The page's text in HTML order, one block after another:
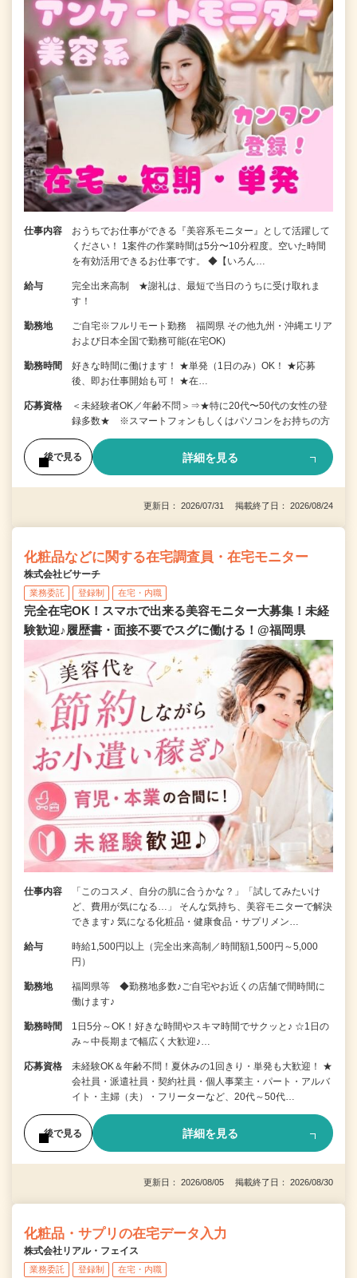
仕事内容
おうちでお仕事ができる『美容系モニター』として活躍して
ください！ 1案件の作業時間は5分〜10分程度。空いた時間
を有効活用できるお仕事です。 ◆【いろん…
給与
完全出来高制 ★謝礼は、最短で当日のうちに受け取れま
す！
勤務地
ご自宅※フルリモート勤務 福岡県 その他九州・沖縄エリア
および日本全国で勤務可能(在宅OK)
勤務時間
好きな時間に働けます！ ★単発（1日のみ）OK！ ★応募
後、即お仕事開始も可！ ★在…
応募資格
＜未経験者OK／年齢不問＞⇒★特に20代〜50代の女性の登
録多数★ ※スマートフォンもしくはパソコンをお持ちの方
後で見る 詳細を見る
更新日： 2026/07/31 掲載終了日： 2026/08/24
化粧品などに関する在宅調査員・在宅モニター
株式会社ビサーチ
業務委託 登録制 在宅・内職
完全在宅OK！スマホで出来る美容モニター大募集！未経
験歓迎♪履歴書・面接不要でスグに働ける！@福岡県
仕事内容
「このコスメ、自分の肌に合うかな？」「試してみたいけ
ど、費用が気になる…」 そんな気持ち、美容モニターで解決
できます♪ 気になる化粧品・健康食品・サプリメン…
給与
時給1,500円以上（完全出来高制／時間額1,500円～5,000
円）
勤務地
福岡県等 ◆勤務地多数♪ご自宅やお近くの店舗で間時間に
働けます♪
勤務時間
1日5分～OK！好きな時間やスキマ時間でサクッと♪ ☆1日の
み～中長期まで幅広く大歓迎♪…
応募資格
未経験OK＆年齢不問！夏休みの1回きり・単発も大歓迎！ ★
会社員・派遣社員・契約社員・個人事業主・パート・アルバ
イト・主婦（夫）・フリーターなど、20代～50代…
後で見る 詳細を見る
更新日： 2026/08/05 掲載終了日： 2026/08/30
化粧品・サプリの在宅データ入力
株式会社リアル・フェイス
業務委託 登録制 在宅・内職